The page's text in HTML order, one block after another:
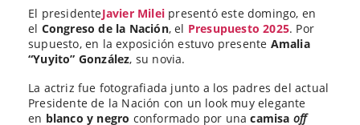
El presidenteJavier Milei presentó este domingo, en
el Congreso de la Nación, el Presupuesto 2025. Por
supuesto, en la exposición estuvo presente Amalia
“Yuyito” González, su novia.
La actriz fue fotografiada junto a los padres del actual
Presidente de la Nación con un look muy elegante
en blanco y negro conformado por unacamisa off